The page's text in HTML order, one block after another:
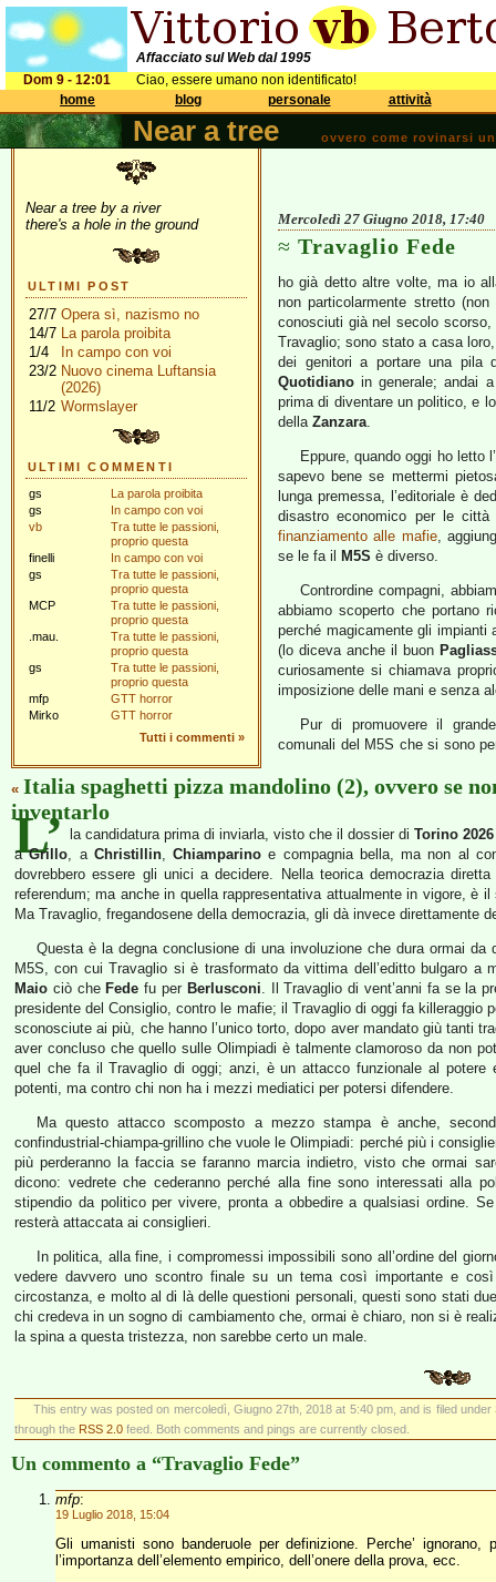
Affacciato sul Web dal 1995
Dom 9 - 12:01
Ciao, essere umano non identificato!
home
blog personale attività
Near a tree ovvero come rovinarsi
Near a tree by a river
there's a hole in the ground
ULTIMI POST
27/7 Opera sì, nazismo no
14/7 La parola proibita
1/4
In campo con voi
23/2 Nuovo cinema Luftansia
(2026)
11/2 Wormslayer
ULTIMI COMMENTI
gs
La parola proibita
gs
In campo con voi
vb
Tra tutte le passioni,
proprio questa
finelli
In campo con voi
gs
Tra tutte le passioni,
proprio questa
MCP
Tra tutte le passioni,
proprio questa
.mau.
Tra tutte le passioni,
proprio questa
gs
Tra tutte le passioni,
proprio questa
mfp
GTT horror
Mirko
GTT horror
Tutti i commenti »
« Italia spaghetti pizza mandolino (2), ovvero se
inventarlo
Mercoledì 27 Giugno 2018, 17:40
Travaglio Fede
L’
ho già detto altre volte, ma io
non particolarmente stretto
conosciuti già nel secolo
Travaglio; sono stato a casa
dei genitori a portare una pila
Quotidiano in generale; andai
prima di diventare un politico, e
della Zanzara.
Eppure, quando oggi ho letto
sapevo bene se mettermi
lunga premessa, l’editoriale è
disastro economico per le
finanziamento alle mafie,
se le fa il
M5S è diverso.
Contrordine compagni,
abbiamo scoperto che portano
perché magicamente gli impianti
(lo diceva anche il buon
curiosamente si chiamava
imposizione delle mani e senza
Pur di promuovere il
comunali del M5S che si sono
la candidatura prima di inviarla, visto che il dossier di Torino 2026
aGrillo, a Christillin, Chiamparino e compagnia bella, ma non al
dovrebbero essere gli unici a decidere. Nella teorica democrazia
referendum; ma anche in quella rappresentativa attualmente in vigore, è
Ma Travaglio, fregandosene della democrazia, gli dà invece direttamente
Questa è la degna conclusione di una involuzione che dura ormai
M5S, con cui Travaglio si è trasformato da vittima dell’editto bulgaro a
Maio ciò che Fede fu per Berlusconi. Il Travaglio di vent’anni fa se la
presidente del Consiglio, contro le mafie; il Travaglio di oggi fa killeraggio
sconosciute ai più, che hanno l’unico torto, dopo aver mandato giù tanti
aver concluso che quello sulle Olimpiadi è talmente clamoroso da non
quel che fa il Travaglio di oggi; anzi, è un attacco funzionale al
potenti, ma contro chi non ha i mezzi mediatici per potersi difendere.
Ma questo attacco scomposto a mezzo stampa è anche,
confindustrial-chiampa-grillino che vuole le Olimpiadi: perché più i
più perderanno la faccia se faranno marcia indietro, visto che ormai
dicono: vedrete che cederanno perché alla fine sono interessati alla
stipendio da politico per vivere, pronta a obbedire a qualsiasi ordine.
resterà attaccata ai consiglieri.
In politica, alla fine, i compromessi impossibili sono all’ordine del
vedere davvero uno scontro finale su un tema così importante e
circostanza, e molto al di là delle questioni personali, questi sono stati
chi credeva in un sogno di cambiamento che, ormai è chiaro, non si è
la spina a questa tristezza, non sarebbe certo un male.
This entry was posted on mercoledì, Giugno 27th, 2018 at 5:40 pm, and is filed under
through the RSS 2.0 feed. Both comments and pings are currently closed.
Un commento a “Travaglio Fede”
mfp:
19 Luglio 2018, 15:04
Gli umanisti sono banderuole per definizione. Perche’
l’importanza dell’elemento empirico, dell’onere della prova, ecc.